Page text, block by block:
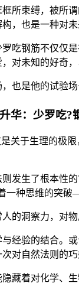
所束缚，被所
，也是一种对
吃钢筋不仅仅
对未知的好奇
也是他的试验场
华：少罗吃?
关于生理的极
发生了根本性
一种思维的突
的洞察力，对
经验的结合。
对自然法则的
藏着对化学、